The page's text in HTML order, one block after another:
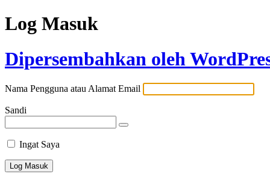
Log Masuk
Dipersembahkan oleh
Nama Pengguna atau Alamat Email
Sandi
Ingat Saya